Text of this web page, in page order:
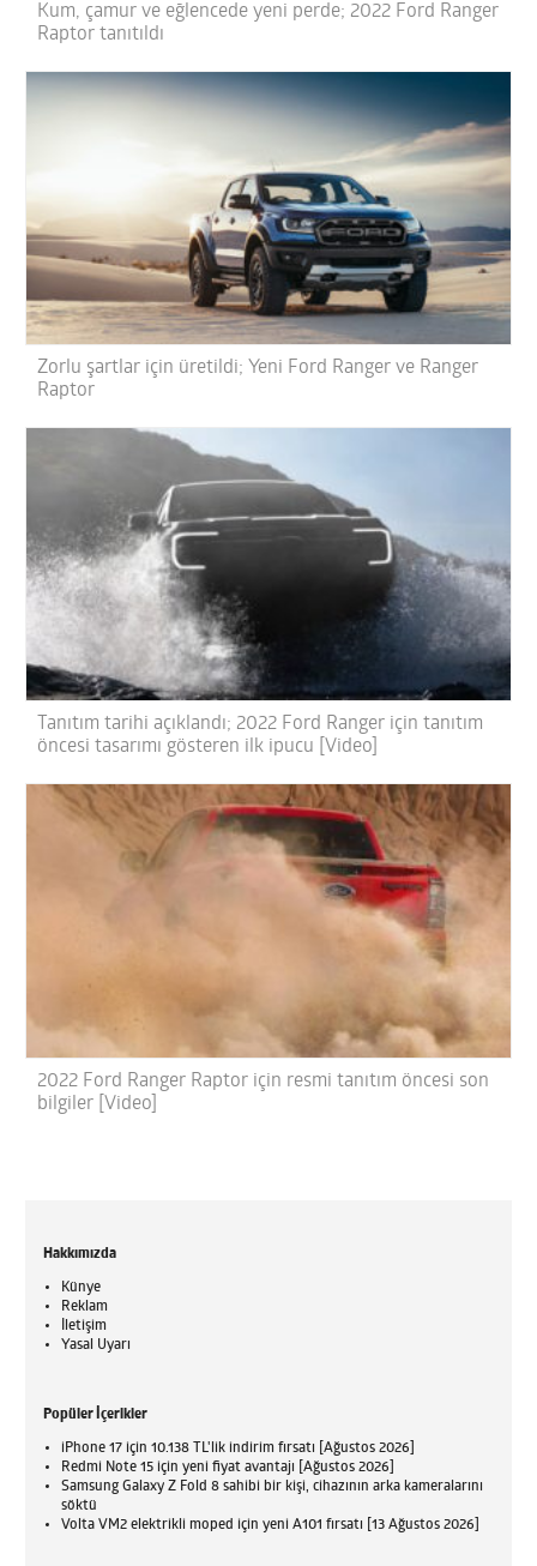
Kum, çamur ve eğlencede yeni perde; 2022 Ford Ranger
Raptor tanıtıldı
Zorlu şartlar için üretildi; Yeni Ford Ranger ve Ranger
Raptor
Tanıtım tarihi açıklandı; 2022 Ford Ranger için tanıtım
öncesi tasarımı gösteren ilk ipucu [Video]
2022 Ford Ranger Raptor için resmi tanıtım öncesi son
bilgiler [Video]
Hakkımızda
Künye
Reklam
İletişim
Yasal Uyarı
Popüler İçerikler
iPhone 17 için 10.138 TL'lik indirim fırsatı [Ağustos 2026]
Redmi Note 15 için yeni fiyat avantajı [Ağustos 2026]
Samsung Galaxy Z Fold 8 sahibi bir kişi, cihazının arka kameralarını
söktü
Volta VM2 elektrikli moped için yeni A101 fırsatı [13 Ağustos 2026]